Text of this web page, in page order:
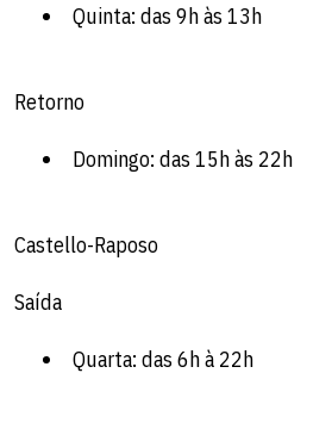
Quinta: das 9h às 13h
Retorno
Domingo: das 15h às 22h
Castello-Raposo
Saída
Quarta: das 6h à 22h